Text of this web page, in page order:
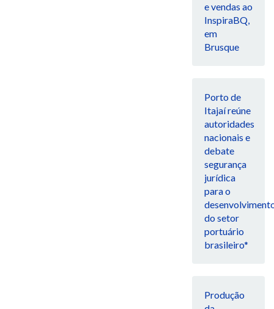
e vendas ao
InspiraBQ,
em
Brusque
Porto de
Itajaí reúne
autoridades
nacionais e
debate
segurança
jurídica
para o
do setor
portuário
brasileiro*
Produção